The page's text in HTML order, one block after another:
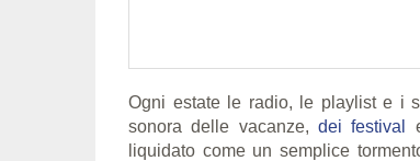
Ogni estate le radio, le playlist e i
sonora delle vacanze,dei festival
liquidato come un semplice